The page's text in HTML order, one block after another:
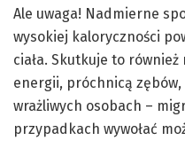
Ale uwaga! Nadmierne
wysokiej kaloryczności
ciała. Skutkuje to
energii, próchnicą
wrażliwych osobach –
przypadkach wywołać